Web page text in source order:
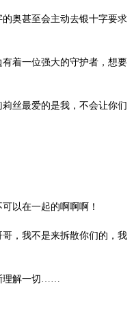
奥甚至会主动去银十字要求
着一位强大的守护者，想要
丝最爱的是我，不会让你们
在一起的啊啊啊！
，我不是来拆散你们的，我
理解一切……